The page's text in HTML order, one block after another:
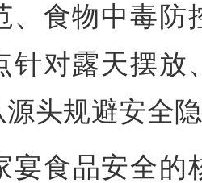
、食物中毒防
针对露天摆放
头规避安全
宴食品安全的